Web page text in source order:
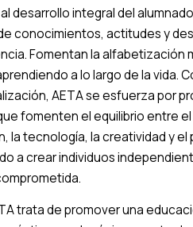
desarrollo integral del
conocimientos, actitudes y
Fomentan la alfabetización
a lo largo de la vida.
AETA se esfuerza por
fomenten el equilibrio entre
la tecnología, la creatividad y
a crear individuos
trata de promover una